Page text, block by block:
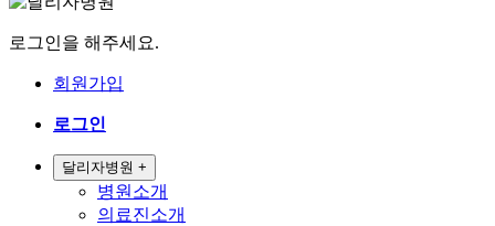
로그인을 해주세요.
회원가입
로그인
달리자병원 +
병원소개
의료진소개